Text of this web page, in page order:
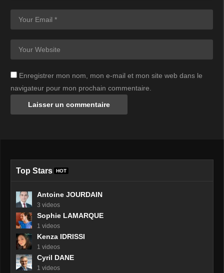
Enregistrer mon nom, mon e-mail et mon site web dans le
navigateur pour mon prochain commentaire.
Top Stars HOT
Antoine JOURDAIN
3 videos
Sophie LAMARQUE
1 videos
Kenza IDRISSI
1 videos
Cyril DANE
1 videos